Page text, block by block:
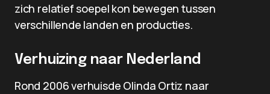
zich relatief soepel kon bewegen tussen
verschillende landen en producties.
Verhuizing naar Nederland
Rond 2006 verhuisde Olinda Ortiz naar